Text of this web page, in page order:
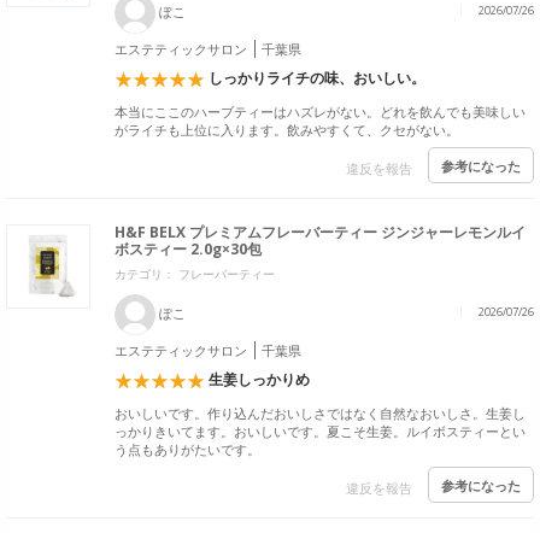
ぽこ 2026/07/26
エステティックサロン 千葉県
しっかりライチの味、おいしい。
本当にここのハーブティーはハズレがない。どれを飲んでも美味しい
がライチも上位に入ります。飲みやすくて、クセがない。
違反を報告 参考になった
H&F BELX プレミアムフレーバーティー ジンジャーレモンルイ
ボスティー 2.0g×30包
カテゴリ： フレーバーティー
ぽこ 2026/07/26
エステティックサロン 千葉県
生姜しっかりめ
おいしいです。作り込んだおいしさではなく自然なおいしさ。生姜し
っかりきいてます。おいしいです。夏こそ生姜。ルイボスティーとい
う点もありがたいです。
違反を報告 参考になった